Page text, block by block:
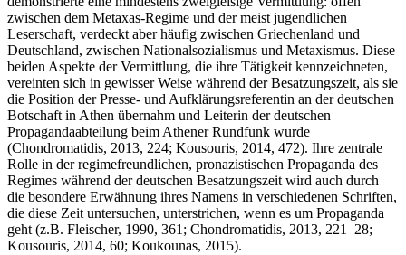
zwischen dem Metaxas-Regime und der meist jugendlichen
Leserschaft, verdeckt aber häufig zwischen Griechenland und
Deutschland, zwischen Nationalsozialismus und Metaxismus. Diese
beiden Aspekte der Vermittlung, die ihre Tätigkeit kennzeichneten,
vereinten sich in gewisser Weise während der Besatzungszeit, als sie
die Position der Presse- und Aufklärungsreferentin an der deutschen
Botschaft in Athen übernahm und Leiterin der deutschen
Propagandaabteilung beim Athener Rundfunk wurde
(Chondromatidis, 2013, 224; Kousouris, 2014, 472). Ihre zentrale
Rolle in der regimefreundlichen, pronazistischen Propaganda des
Regimes während der deutschen Besatzungszeit wird auch durch
die besondere Erwähnung ihres Namens in verschiedenen Schriften,
die diese Zeit untersuchen, unterstrichen, wenn es um Propaganda
geht (z.B. Fleischer, 1990, 361; Chondromatidis, 2013, 221–28;
Kousouris, 2014, 60; Koukounas, 2015).